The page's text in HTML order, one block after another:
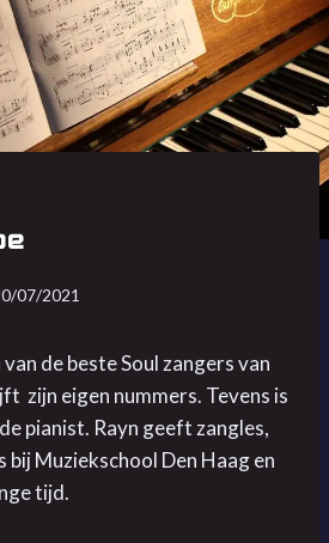
07/2021
van de beste Soul zangers van
zijn eigen nummers. Tevens is
pianist. Rayn geeft zangles,
bij Muziekschool Den Haag en
tijd.